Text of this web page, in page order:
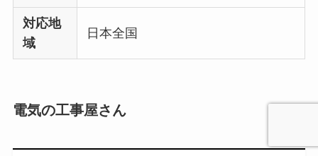
対応地
域
日本全国
電気の工事屋さん